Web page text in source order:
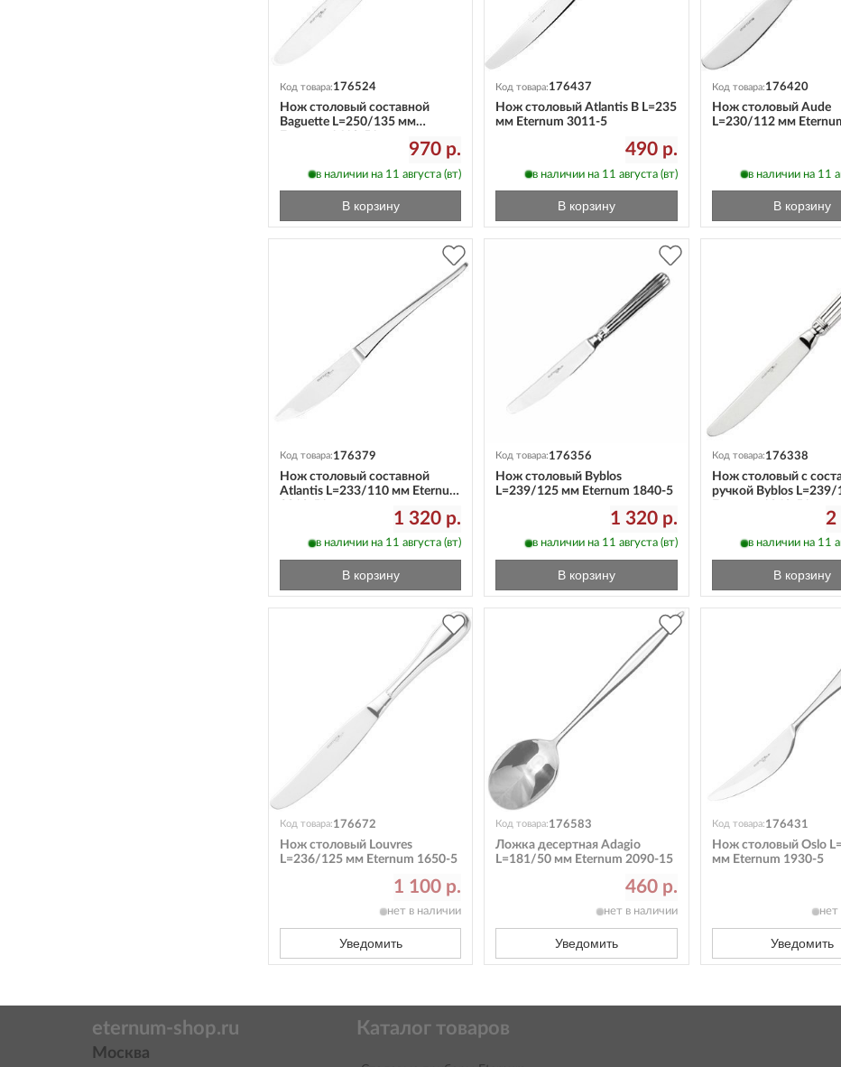
Код товара:176524
Нож столовый составной
Baguette L=250/135 мм
970 р.
в наличии на 11 августа (вт)
В корзину
Код товара:176437
Нож столовый Atlantis B L=235
мм Eternum 3011-5
490 р.
в наличии на 11 августа (вт)
В корзину
Код товара:176420
Нож столовый Aude
L=230/112 мм
в наличии на 11
В корзину
Код товара:176379
Нож столовый составной
Atlantis L=233/110 мм Eternum
1 320 р.
в наличии на 11 августа (вт)
В корзину
Код товара:176356
Нож столовый Byblos
L=239/125 мм Eternum 1840-5
1 320 р.
в наличии на 11 августа (вт)
В корзину
Код товара:176338
Нож столовый с
ручкой Byblos
2
в наличии на 11
В корзину
Код товара:176672
Нож столовый Louvres
L=236/125 мм Eternum 1650-5
1 100 р.
нет в наличии
Уведомить
Код товара:176583
Ложка десертная Adagio
L=181/50 мм Eternum 2090-15
460 р.
нет в наличии
Уведомить
Код товара:176431
Нож столовый Oslo
мм Eternum 1930-5
нет
Уведомить
eternum-shop.ru
Москва
Каталог товаров